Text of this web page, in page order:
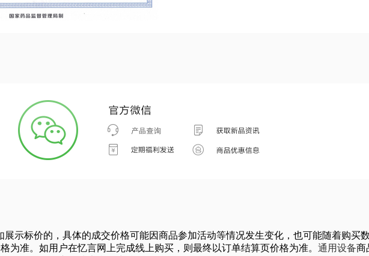
展示标价的，具体的成交价格可能因商品参加活动等情况发生变化，也可能随着购买
为准。如用户在忆言网上完成线上购买，则最终以订单结算页价格为准。 通用设备商